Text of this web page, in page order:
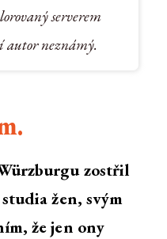
serverem
autor neznámý.
zostřil
žen, svým
že jen ony